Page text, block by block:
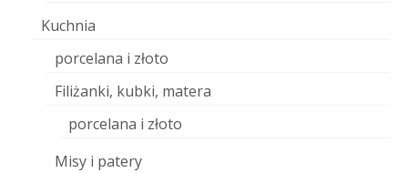
Kuchnia
porcelana i złoto
Filiżanki, kubki, matera
porcelana i złoto
Misy i patery